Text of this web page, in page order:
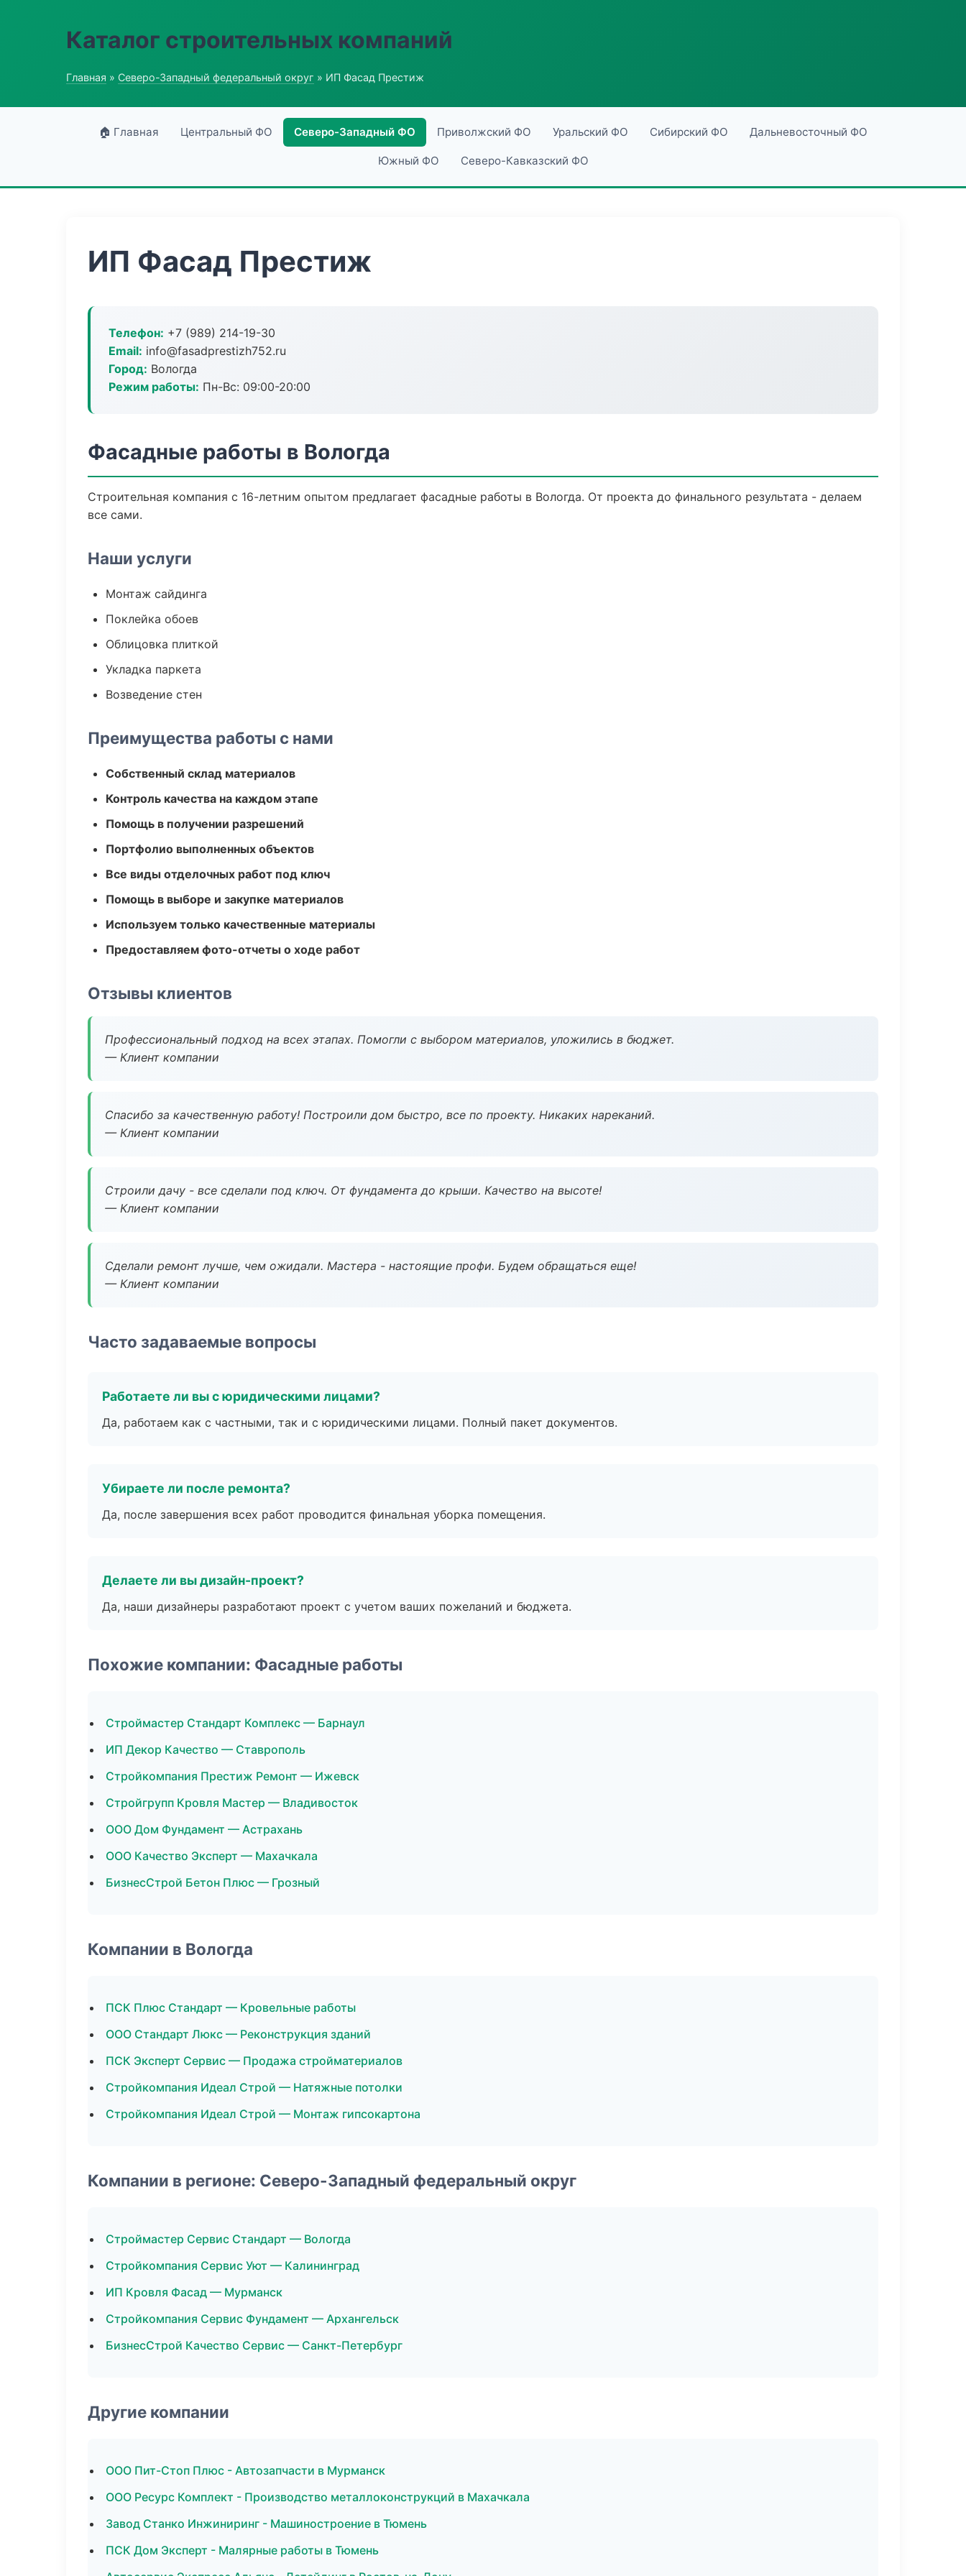
Каталог строительных компаний
Главная » Северо-Западный федеральный округ » ИП Фасад Престиж
🏠 Главная Центральный ФО Северо-Западный ФО Приволжский ФО Уральский ФО Сибирский ФО Дальневосточный ФО
Южный ФО Северо-Кавказский ФО
ИП Фасад Престиж
Телефон: +7 (989) 214-19-30
Email: info@fasadprestizh752.ru
Город: Вологда
Режим работы: Пн-Вс: 09:00-20:00
Фасадные работы в Вологда
Строительная компания с 16-летним опытом предлагает фасадные работы в Вологда. От проекта до финального результата - делаем
все сами.
Наши услуги
Монтаж сайдинга
Поклейка обоев
Облицовка плиткой
Укладка паркета
Возведение стен
Преимущества работы с нами
Собственный склад материалов
Контроль качества на каждом этапе
Помощь в получении разрешений
Портфолио выполненных объектов
Все виды отделочных работ под ключ
Помощь в выборе и закупке материалов
Используем только качественные материалы
Предоставляем фото-отчеты о ходе работ
Отзывы клиентов
Профессиональный подход на всех этапах. Помогли с выбором материалов, уложились в бюджет.
— Клиент компании
Спасибо за качественную работу! Построили дом быстро, все по проекту. Никаких нареканий.
— Клиент компании
Строили дачу - все сделали под ключ. От фундамента до крыши. Качество на высоте!
— Клиент компании
Сделали ремонт лучше, чем ожидали. Мастера - настоящие профи. Будем обращаться еще!
— Клиент компании
Часто задаваемые вопросы
Работаете ли вы с юридическими лицами?
Да, работаем как с частными, так и с юридическими лицами. Полный пакет документов.
Убираете ли после ремонта?
Да, после завершения всех работ проводится финальная уборка помещения.
Делаете ли вы дизайн-проект?
Да, наши дизайнеры разработают проект с учетом ваших пожеланий и бюджета.
Похожие компании: Фасадные работы
Строймастер Стандарт Комплекс — Барнаул
ИП Декор Качество — Ставрополь
Стройкомпания Престиж Ремонт — Ижевск
Стройгрупп Кровля Мастер — Владивосток
ООО Дом Фундамент — Астрахань
ООО Качество Эксперт — Махачкала
БизнесСтрой Бетон Плюс — Грозный
Компании в Вологда
ПСК Плюс Стандарт — Кровельные работы
ООО Стандарт Люкс — Реконструкция зданий
ПСК Эксперт Сервис — Продажа стройматериалов
Стройкомпания Идеал Строй — Натяжные потолки
Стройкомпания Идеал Строй — Монтаж гипсокартона
Компании в регионе: Северо-Западный федеральный округ
Строймастер Сервис Стандарт — Вологда
Стройкомпания Сервис Уют — Калининград
ИП Кровля Фасад — Мурманск
Стройкомпания Сервис Фундамент — Архангельск
БизнесСтрой Качество Сервис — Санкт-Петербург
Другие компании
ООО Пит-Стоп Плюс - Автозапчасти в Мурманск
ООО Ресурс Комплект - Производство металлоконструкций в Махачкала
Завод Станко Инжиниринг - Машиностроение в Тюмень
ПСК Дом Эксперт - Малярные работы в Тюмень